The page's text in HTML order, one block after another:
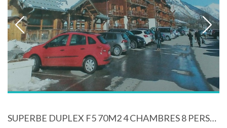
SUPERBE DUPLEX F5 70M2 4 CHAMBRES 8 PERSONNES